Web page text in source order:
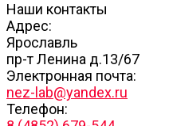
Наши контакты
Адрес:
Ярославль
пр-т Ленина д.13/67
Электронная почта:
nez-lab@yandex.ru
Телефон: